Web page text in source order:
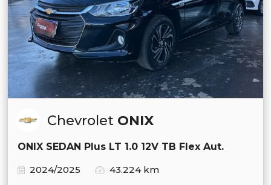
Chevrolet ONIX
ONIX SEDAN Plus LT 1.0 12V TB Flex Aut.
2024/2025
43.224 km